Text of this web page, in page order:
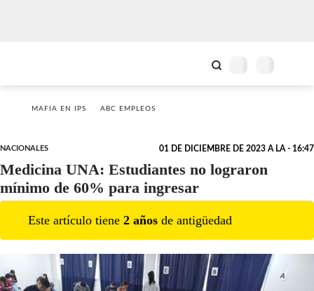
MAFIA EN IPS ABC EMPLEOS
NACIONALES 01 DE DICIEMBRE DE 2023 A LA - 16:47
Medicina UNA: Estudiantes no lograron
mínimo de 60% para ingresar
Este artículo tiene 2 años de antigüedad